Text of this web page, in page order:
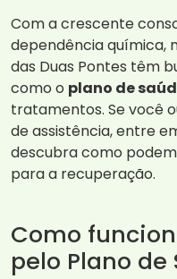
Com a crescente
dependência química,
das Duas Pontes têm
como o plano de
tratamentos. Se você
de assistência, entre
descubra como
para a recuperação.
Como
pelo Plano de